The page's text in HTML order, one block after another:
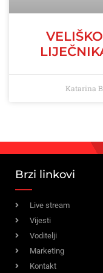
Katarina
Brzi linkovi
Live stream
Vijesti
Voditelji
Marketing
Kontakt